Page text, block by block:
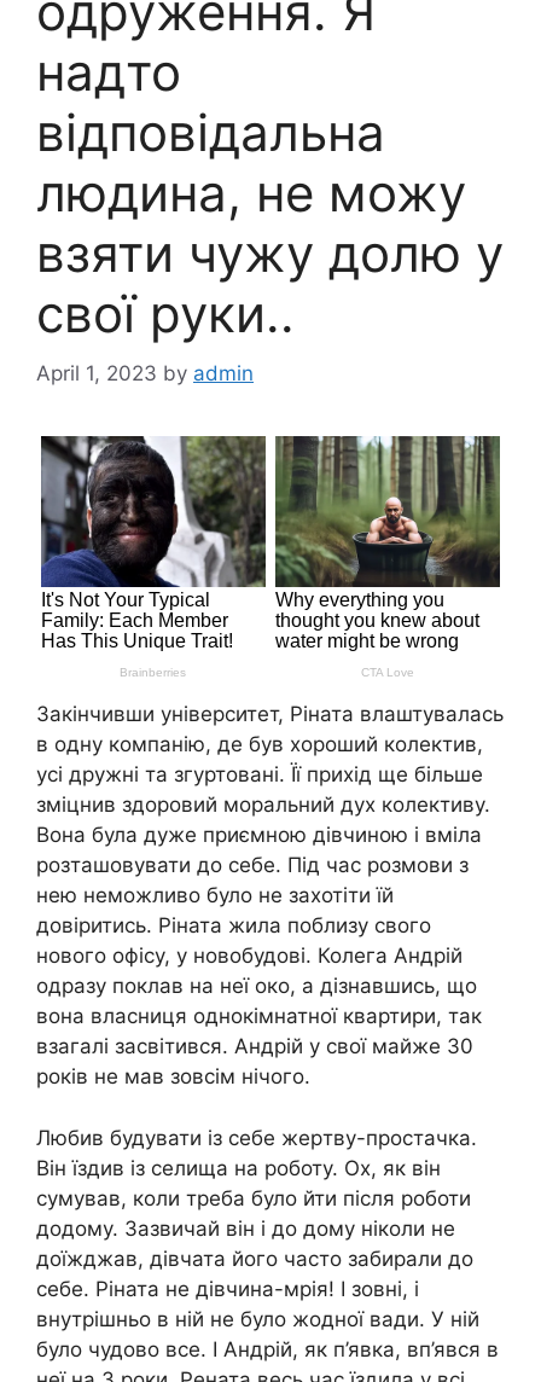
надто
відповідальна
людина, не можу
взяти чужу долю у
свої руки..
April 1, 2023 by admin
Закінчивши університет, Ріната влаштувалась
в одну компанію, де був хороший колектив,
усі дружні та згуртовані. Її прихід ще більше
зміцнив здоровий моральний дух колективу.
Вона була дуже приємною дівчиною і вміла
розташовувати до себе. Під час розмови з
нею неможливо було не захотіти їй
довіритись. Ріната жила поблизу свого
нового офісу, у новобудові. Колега Андрій
одразу поклав на неї око, а дізнавшись, що
вона власниця однокімнатної квартири, так
взагалі засвітився. Андрій у свої майже 30
років не мав зовсім нічого.
Любив будувати із себе жеpтву-простачка.
Він їздив із селища на роботу. Ох, як він
сумував, коли треба було йти після роботи
додому. Зазвичай він і до дому ніколи не
доїжджав, дівчата його часто забирали до
себе. Ріната не дівчина-мрія! І зовні, і
внутрішньо в ній не було жодної вади. У ній
було чудово все. І Андрій, як п’явка, вп’явся в